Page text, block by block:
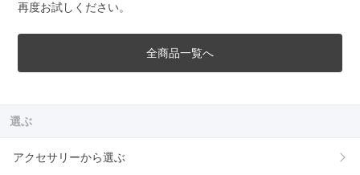
再度お試しください。
全商品一覧へ
選ぶ
アクセサリーから選ぶ